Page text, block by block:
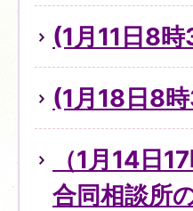
(1月11日8
(1月18日8
（1月14日
合同相談所